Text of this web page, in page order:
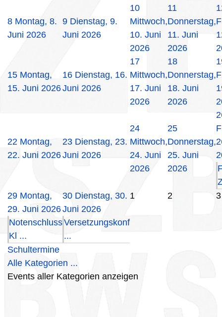
8 Montag, 8.
Juni 2026
9 Dienstag, 9.
Juni 2026
10
Mittwoch,
10. Juni
2026
11
Donnerstag,
11. Juni
2026
15 Montag,
15. Juni 2026
16 Dienstag, 16.
Juni 2026
17
Mittwoch,
17. Juni
2026
18
Donnerstag,
18. Juni
2026
22 Montag,
22. Juni 2026
23 Dienstag, 23.
Juni 2026
24
Mittwoch,
24. Juni
2026
25
Donnerstag,
25. Juni
2026
29 Montag,
29. Juni 2026
Notenschluss
Kl ...
30 Dienstag, 30.
Juni 2026
Versetzungskonf
...
1 2 3
Schultermine
Alle Kategorien ...
Events aller Kategorien anzeigen